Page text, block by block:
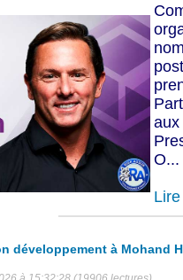
O...
développement à Mohand